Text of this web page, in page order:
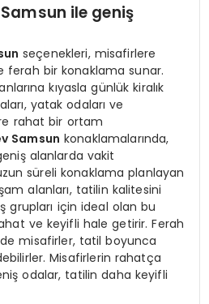
ile geniş
seçenekleri, misafirlere
ferah bir konaklama sunar.
kıyasla günlük kiralık
yatak odaları ve
rahat bir ortam
Samsun konaklamalarında,
alanlarda vakit
süreli konaklama planlayan
alanları, tatilin kalitesini
grupları için ideal olan bu
ve keyifli hale getirir. Ferah
misafirler, tatil boyunca
Misafirlerin rahatça
odalar, tatilin daha keyifli